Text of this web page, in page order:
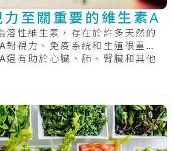
至關重要的維生素A
溶性維生素，存在於許多天然的
對視力、免疫系統和生殖很重
還有助於心臟、肺、腎臟和其他